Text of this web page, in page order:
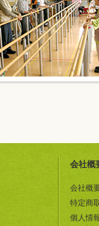
会社概
会社概
特定商
個人情